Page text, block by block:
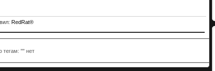
: RedRat®
тегам: "" нет